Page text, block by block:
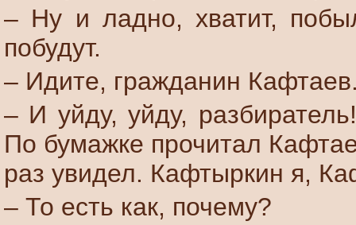
– Ну и ладно, хватит,
побудут.
– Идите, гражданин
– И уйду, уйду,
По бумажке прочитал
раз увидел. Кафтыркин я,
– То есть как, почему?